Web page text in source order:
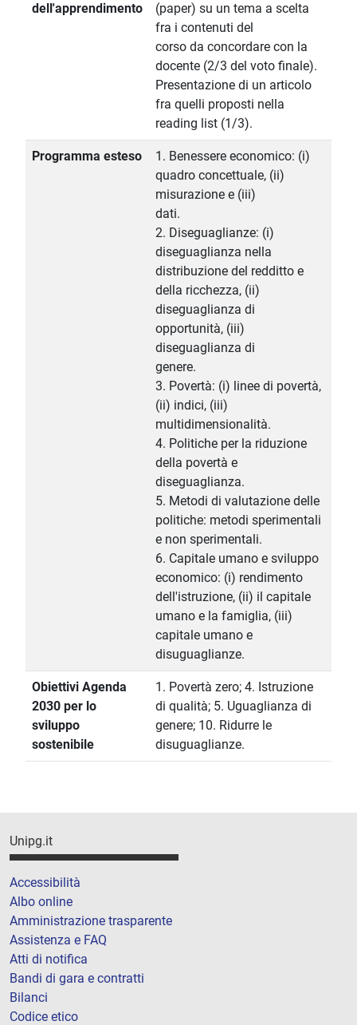
dell'apprendimento
(paper) su un tema a scelta
fra i contenuti del
corso da concordare con la
docente (2/3 del voto finale).
Presentazione di un articolo
fra quelli proposti nella
reading list (1/3).
Programma esteso
1. Benessere economico: (i)
quadro concettuale, (ii)
misurazione e (iii)
dati.
2. Diseguaglianze: (i)
diseguaglianza nella
distribuzione del redditto e
della ricchezza, (ii)
diseguaglianza di
opportunità, (iii)
diseguaglianza di
genere.
3. Povertà: (i) linee di povertà,
(ii) indici, (iii)
multidimensionalità.
4. Politiche per la riduzione
della povertà e
diseguaglianza.
5. Metodi di valutazione delle
politiche: metodi sperimentali
e non sperimentali.
6. Capitale umano e sviluppo
economico: (i) rendimento
dell'istruzione, (ii) il capitale
umano e la famiglia, (iii)
capitale umano e
disuguaglianze.
Obiettivi Agenda
2030 per lo
sviluppo
sostenibile
1. Povertà zero; 4. Istruzione
di qualità; 5. Uguaglianza di
genere; 10. Ridurre le
disuguaglianze.
Unipg.it
Accessibilità
Albo online
Amministrazione trasparente
Assistenza e FAQ
Atti di notifica
Bandi di gara e contratti
Bilanci
Codice etico